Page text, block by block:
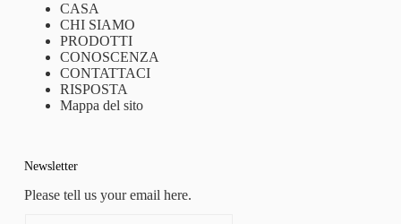
CASA
CHI SIAMO
PRODOTTI
CONOSCENZA
CONTATTACI
RISPOSTA
Mappa del sito
Newsletter
Please tell us your email here.